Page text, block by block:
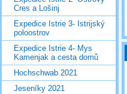
Cres a Lošinj
Expedice Istrie 3- Istrijský
poloostrov
Expedice Istrie 4- Mys
Kamenjak a cesta domů
Hochschwab 2021
Jeseníky 2021